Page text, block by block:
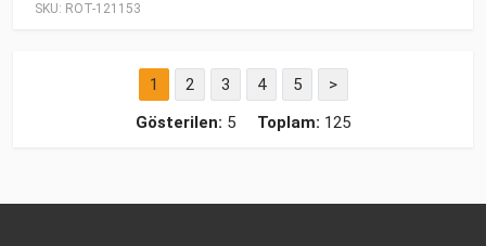
SKU: ROT-121153
1 2 3 4 5
>
Gösterilen: 5 Toplam: 125